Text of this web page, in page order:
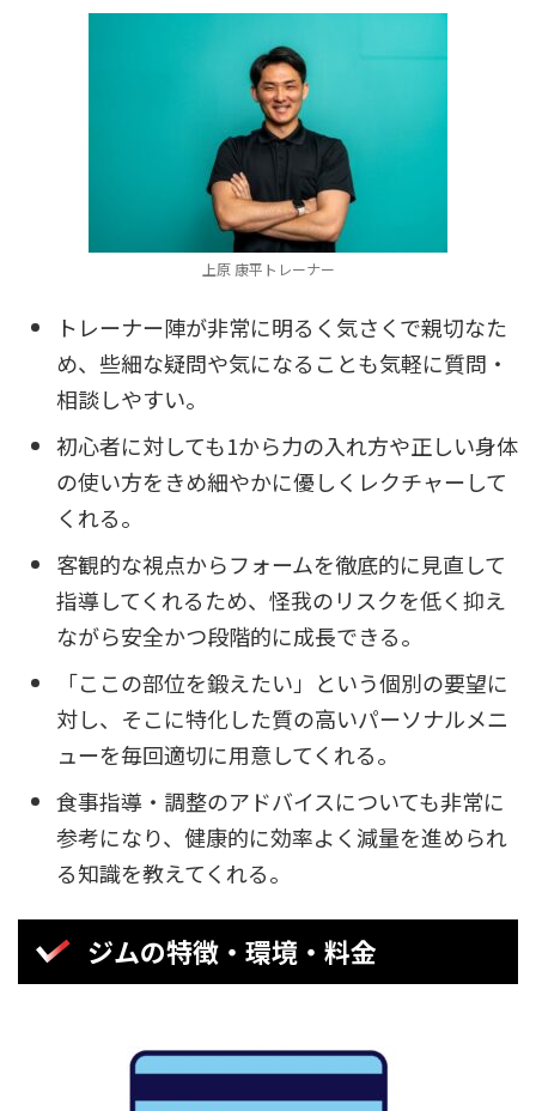
上原 康平トレーナー
トレーナー陣が非常に明るく気さくで親切なた
め、些細な疑問や気になることも気軽に質問・
相談しやすい。
初心者に対しても1から力の入れ方や正しい身体
の使い方をきめ細やかに優しくレクチャーして
くれる。
客観的な視点からフォームを徹底的に見直して
指導してくれるため、怪我のリスクを低く抑え
ながら安全かつ段階的に成長できる。
「ここの部位を鍛えたい」という個別の要望に
対し、そこに特化した質の高いパーソナルメニ
ューを毎回適切に用意してくれる。
食事指導・調整のアドバイスについても非常に
参考になり、健康的に効率よく減量を進められ
る知識を教えてくれる。
ジムの特徴・環境・料金